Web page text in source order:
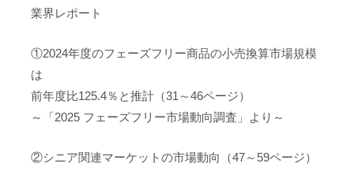
業界レポート
①2024年度のフェーズフリー商品の小売換算市場規模
は
前年度比125.4％と推計（31～46ページ）
～「2025 フェーズフリー市場動向調査」より～
②シニア関連マーケットの市場動向（47～59ページ）